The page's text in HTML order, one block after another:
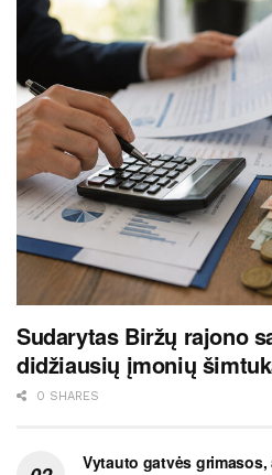
Sudarytas Biržų rajono
didžiausių įmonių
0 SHARES
Vytauto gatvės